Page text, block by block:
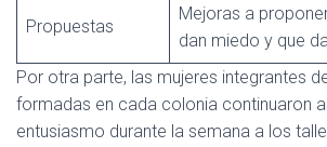
Propuestas
Mejoras a
dan miedo y que
Por otra parte, las mujeres integrantes
formadas en cada colonia continuaron
entusiasmo durante la semana a los